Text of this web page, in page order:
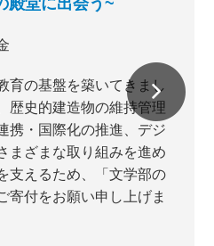
育の基盤を築いてきまし
歴史的建造物の維持管理
携・国際化の推進、デジ
まざまな取り組みを進め
支えるため、「文学部の
寄付をお願い申し上げま